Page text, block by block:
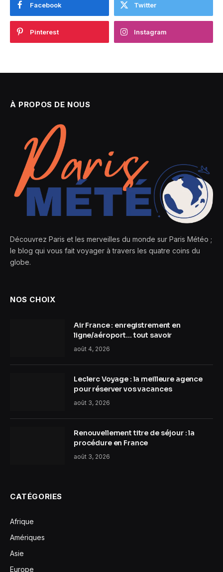
Facebook Twitter
Pinterest Instagram
À PROPOS DE NOUS
Découvrez Paris et les merveilles du monde sur Paris Météo ;
le blog qui vous fait voyager à travers les quatre coins du
globe.
NOS CHOIX
Air France : enregistrement en
ligne/aéroport… tout savoir
août 4, 2026
Leclerc Voyage : la meilleure agence
pour réserver vos vacances
août 3, 2026
Renouvellement titre de séjour : la
procédure en France
août 3, 2026
CATÉGORIES
Afrique
Amériques
Asie
Europe